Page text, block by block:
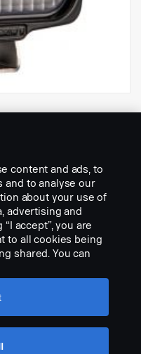
短射程，60度光分布。黑色
30 W LED。IP67。EMC等
content and ads, to
and to analyse our
about your use of
advertising and
accept”, you are
to all cookies being
shared. You can
you’d like to
of how we